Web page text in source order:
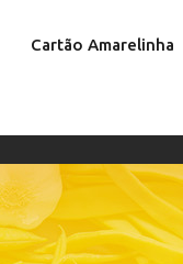
Cartão Amarelinha